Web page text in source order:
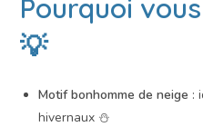
Pourquoi
💡
Motif bonhomme de neige :
hivernaux ⛄